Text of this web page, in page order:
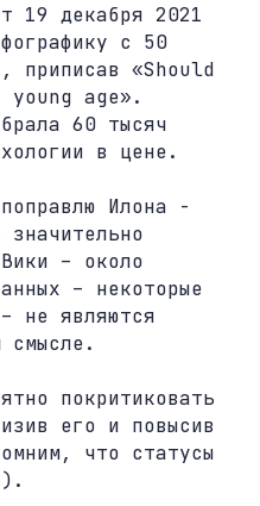
19 декабря 2021
с 50
приписав «Should
age».
60 тысяч
в цене.
Илона -
значительно
– около
– некоторые
не являются
смысле.
покритиковать
его и повысив
что статусы